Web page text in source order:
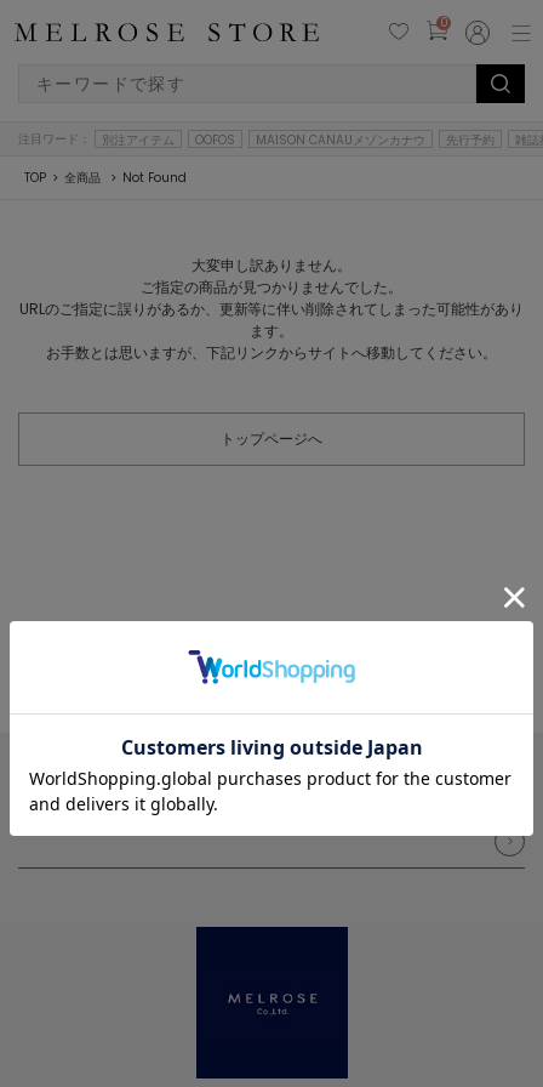
0
注目ワード： 別注アイテム OOFOS MAISON CANAUメゾンカナウ 先行予約 雑誌
TOP 全商品 Not Found
大変申し訳ありません。
ご指定の商品が見つかりませんでした。
URLのご指定に誤りがあるか、更新等に伴い削除されてしまった可能性があり
ます。
お手数とは思いますが、下記リンクからサイトへ移動してください。
トップページへ
NEWSLETTER メルマガ登録